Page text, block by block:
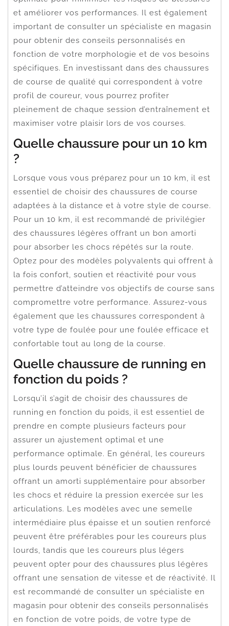
et améliorer vos performances. Il est également
important de consulter un spécialiste en magasin
pour obtenir des conseils personnalisés en
fonction de votre morphologie et de vos besoins
spécifiques. En investissant dans des chaussures
de course de qualité qui correspondent à votre
profil de coureur, vous pourrez profiter
pleinement de chaque session d’entraînement et
maximiser votre plaisir lors de vos courses.
Quelle chaussure pour un 10 km
?
Lorsque vous vous préparez pour un 10 km, il est
essentiel de choisir des chaussures de course
adaptées à la distance et à votre style de course.
Pour un 10 km, il est recommandé de privilégier
des chaussures légères offrant un bon amorti
pour absorber les chocs répétés sur la route.
Optez pour des modèles polyvalents qui offrent à
la fois confort, soutien et réactivité pour vous
permettre d’atteindre vos objectifs de course sans
compromettre votre performance. Assurez-vous
également que les chaussures correspondent à
votre type de foulée pour une foulée efficace et
confortable tout au long de la course.
Quelle chaussure de running en
fonction du poids ?
Lorsqu’il s’agit de choisir des chaussures de
running en fonction du poids, il est essentiel de
prendre en compte plusieurs facteurs pour
assurer un ajustement optimal et une
performance optimale. En général, les coureurs
plus lourds peuvent bénéficier de chaussures
offrant un amorti supplémentaire pour absorber
les chocs et réduire la pression exercée sur les
articulations. Les modèles avec une semelle
intermédiaire plus épaisse et un soutien renforcé
peuvent être préférables pour les coureurs plus
lourds, tandis que les coureurs plus légers
peuvent opter pour des chaussures plus légères
offrant une sensation de vitesse et de réactivité. Il
est recommandé de consulter un spécialiste en
magasin pour obtenir des conseils personnalisés
en fonction de votre poids, de votre type de